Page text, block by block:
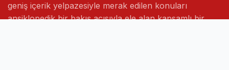
geniş içerik yelpazesiyle merak edilen konuları
ansiklopedik bir bakış açısıyla ele alan kapsamlı bir